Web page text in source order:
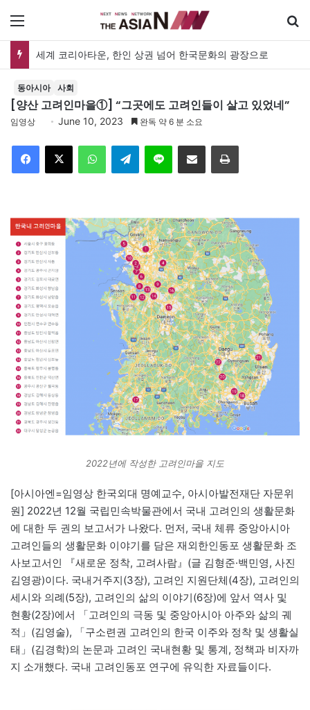
세계 코리아타운, 한인 상권 넘어 한국문화의 광장으로
동아시아 사회
[양산 고려인마을①] “그곳에도 고려인들이 살고 있었네”
임영상 June 10, 2023 완독 약 6 분 소요
Telegram 이메일
2022년에 작성한 고려인마을 지도
[아시아엔=임영상 한국외대 명예교수, 아시아발전재단 자문위
원] 2022년 12월 국립민속박물관에서 국내 고려인의 생활문화
에 대한 두 권의 보고서가 나왔다. 먼저, 국내 체류 중앙아시아
고려인들의 생활문화 이야기를 담은 재외한인동포 생활문화 조
사보고서인 『새로운 정착, 고려사람』(글 김형준·백민영, 사진
김영광)이다. 국내거주지(3장), 고려인 지원단체(4장), 고려인의
세시와 의례(5장), 고려인의 삶의 이야기(6장)에 앞서 역사 및
현황(2장)에서 「고려인의 극동 및 중앙아시아 아주와 삶의 궤
적」(김영술), 「구소련권 고려인의 한국 이주와 정착 및 생활실
태」(김경학)의 논문과 고려인 국내현황 및 통계, 정책과 비자까
지 소개했다. 국내 고려인동포 연구에 유익한 자료들이다.